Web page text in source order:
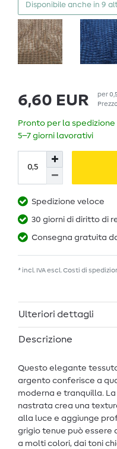
Disponibile anche in 9
6,60 EUR per
Pronto per la
5–7 giorni lavorativi
Spedizione veloce
30 giorni di diritto di
Consegna gratuita
* incl. IVA escl. Costi di
Ulteriori dettagli
Descrizione
Questo elegante
argento conferisce a
moderna e tranquilla.
nastrata crea una
alla luce e aggiunge
grigio tenue può essere
a molti colori, dai toni